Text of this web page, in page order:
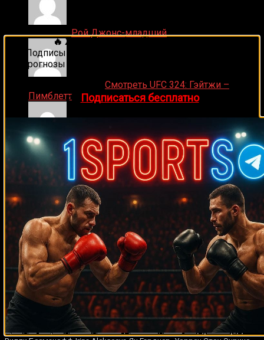
Денис onРой Джонс-младший
Смотреть UFC 324: Гэйтжи –
Пимблетт
Medik onСмотреть UFC 322 Делла Маддалена –
Махачев
Случайные боксеры
Парис Александер Хайме Рохас Эйнджел Манфреди
Рокки
Серхио Рафаэль Лиендо Моника Мвакасанга Мануэль
Чарр
Чхэ Сын Кон Вито Антуофермо Сантос Кардона
Фахсан 3K
Баттери Майк Акей Николас Уолтерс Тони Таккер Майк
ТайсонВладимир Кличко Мигель
Родригес Фернандо Велардес Кливеланд Вудс Рауль Маркес
Маурисио Барраган Эгидиюс Каваляускас Марк Делани
Ричард
Фрейзер
Александр Димитренко Эрик Якубовски Педро Родригес
Грег Хауген Крис Коваль Йоанн Бойо Джесси Бенавидес Кенни
Лемос
Джоуи Абель Камил Шеремета Поль Пуарье Майрис
Шерзод Мамаджанов Дон Вальдхейм Андре Уорд
🔥 Хочешь зарабатывать на спорте?
Подписывайся на наш Telegram-канал
прогнозы на единоборства и другие виды спорта
👉 Подписаться бесплатно